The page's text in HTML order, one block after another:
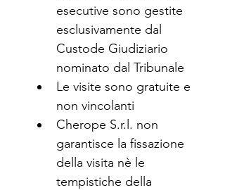
esecutive sono gestite
esclusivamente dal
Custode Giudiziario
nominato dal Tribunale
Le visite sono gratuite e
non vincolanti
Cherope S.r.l. non
garantisce la fissazione
della visita nè le
tempistiche della